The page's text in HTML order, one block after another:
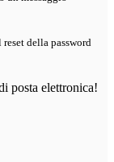
della password
posta elettronica!